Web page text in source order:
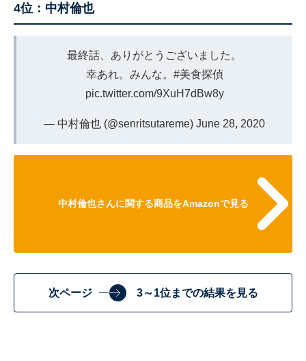
4位：中村倫也
最終話、ありがとうございました。
幸あれ。みんな。 #美食探偵
pic.twitter.com/9XuH7dBw8y
— 中村倫也 (@senritsutareme) June 28, 2020
中村倫也さんに関する商品をAmazonで見る
次ページ 3～1位までの結果を見る